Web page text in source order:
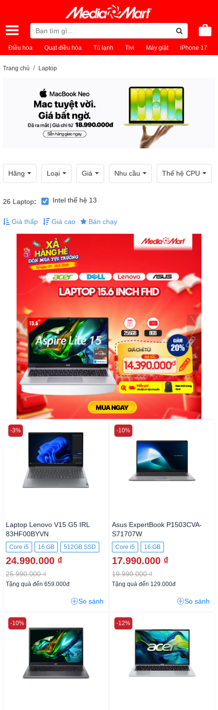
Điều hòa Quạt điều hòa Tủ lạnh Tivi Máy giặt iPhone 17
Trang chủ Laptop
Hãng Loại Giá Nhu cầu Thế hệ CPU
26 Laptop: Intel thế hệ 13
Giá thấp Giá cao Bán chạy
Laptop Lenovo V15 G5 IRL
83HF00BYVN
Core i5 16 GB 512GB SSD
24.990.000 ₫
25.990.000 ₫
-3%
Tặng quà đến 659.000đ
So sánh
Asus ExpertBook P1503CVA-
S71707W
Core i5 16 GB
17.990.000 ₫
19.990.000 ₫
-10%
Tặng quà đến 129.000đ
So sánh
-10% -12%